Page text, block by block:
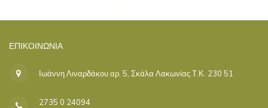
ΕΠΙΚΟΙΝΩΝΊΑ
Ιωάννη Λιναρδάκου αρ. 5, Σκάλα Λακωνίας Τ.Κ. 230 51
2735 0 24094